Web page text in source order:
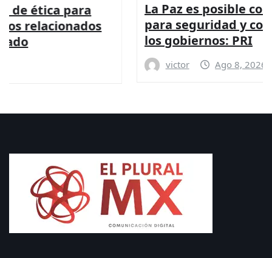
La Paz es posible con más presupuesto
para seguridad y coordinación entre
los gobiernos: PRI